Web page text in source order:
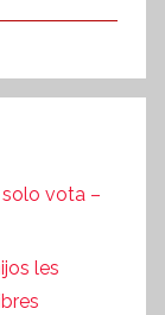
vota –
les